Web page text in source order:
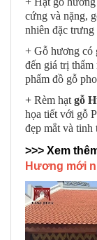
cứng và nặng,
nhiên đặc
+ Gỗ hương có
đến giá trị thẩm
phẩm đồ gỗ
+ Rèm hạt gỗ
họa tiết với gỗ
đẹp mắt và tinh
>>> Xem
Hương mới